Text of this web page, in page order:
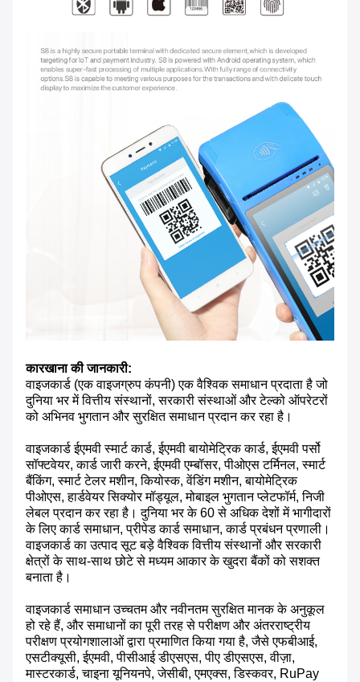
कारखाना की जानकारी:
वाइजकार्ड (एक वाइजग्रुप कंपनी) एक वैश्विक समाधान प्रदाता है जो
दुनिया भर में वित्तीय संस्थानों, सरकारी संस्थाओं और टेल्को ऑपरेटरों
को अभिनव भुगतान और सुरक्षित समाधान प्रदान कर रहा है।
वाइजकार्ड ईएमवी स्मार्ट कार्ड, ईएमवी बायोमेट्रिक कार्ड, ईएमवी पर्सो
सॉफ्टवेयर, कार्ड जारी करने, ईएमवी एम्बॉसर, पीओएस टर्मिनल, स्मार्ट
बैंकिंग, स्मार्ट टेलर मशीन, कियोस्क, वेंडिंग मशीन, बायोमेट्रिक
पीओएस, हार्डवेयर सिक्योर मॉड्यूल, मोबाइल भुगतान प्लेटफॉर्म, निजी
लेबल प्रदान कर रहा है। दुनिया भर के 60 से अधिक देशों में भागीदारों
के लिए कार्ड समाधान, प्रीपेड कार्ड समाधान, कार्ड प्रबंधन प्रणाली।
वाइजकार्ड का उत्पाद सूट बड़े वैश्विक वित्तीय संस्थानों और सरकारी
क्षेत्रों के साथ-साथ छोटे से मध्यम आकार के खुदरा बैंकों को सशक्त
बनाता है।
वाइजकार्ड समाधान उच्चतम और नवीनतम सुरक्षित मानक के अनुकूल
हो रहे हैं, और समाधानों का पूरी तरह से परीक्षण और अंतरराष्ट्रीय
परीक्षण प्रयोगशालाओं द्वारा प्रमाणित किया गया है, जैसे एफबीआई,
एसटीक्यूसी, ईएमवी, पीसीआई डीएसएस, पीए डीएसएस, वीज़ा,
मास्टरकार्ड, चाइना यूनियनपे, जेसीबी, एमएक्स, डिस्कवर, RuPay